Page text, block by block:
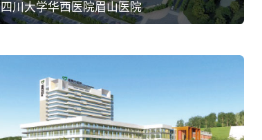
四川大学华西医院眉山医院